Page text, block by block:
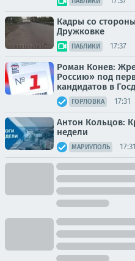
Кадры со
Дружковке
ПАБЛИКИ 17:37
Роман Конев:
Россию» под
кандидатов в
ГОРЛОВКА 17:31
Антон Кольцов:
недели
МАРИУПОЛЬ 17:31